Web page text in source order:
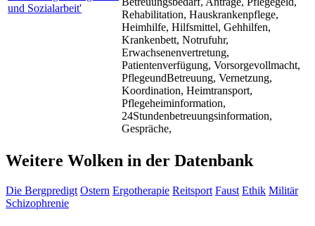
Rehabilitation, Hauskrankenpflege,
Heimhilfe, Hilfsmittel, Gehhilfen,
Krankenbett, Notrufuhr,
Erwachsenenvertretung,
Patientenverfügung, Vorsorgevollmacht,
PflegeundBetreuung, Vernetzung,
Koordination, Heimtransport,
Pflegeheiminformation,
24Stundenbetreuungsinformation,
Gespräche,
Weitere Wolken in der Datenbank
Die Bergpredigt Ostern Ergotherapie Reitsport Faust Ethik Militär
Schizophrenie